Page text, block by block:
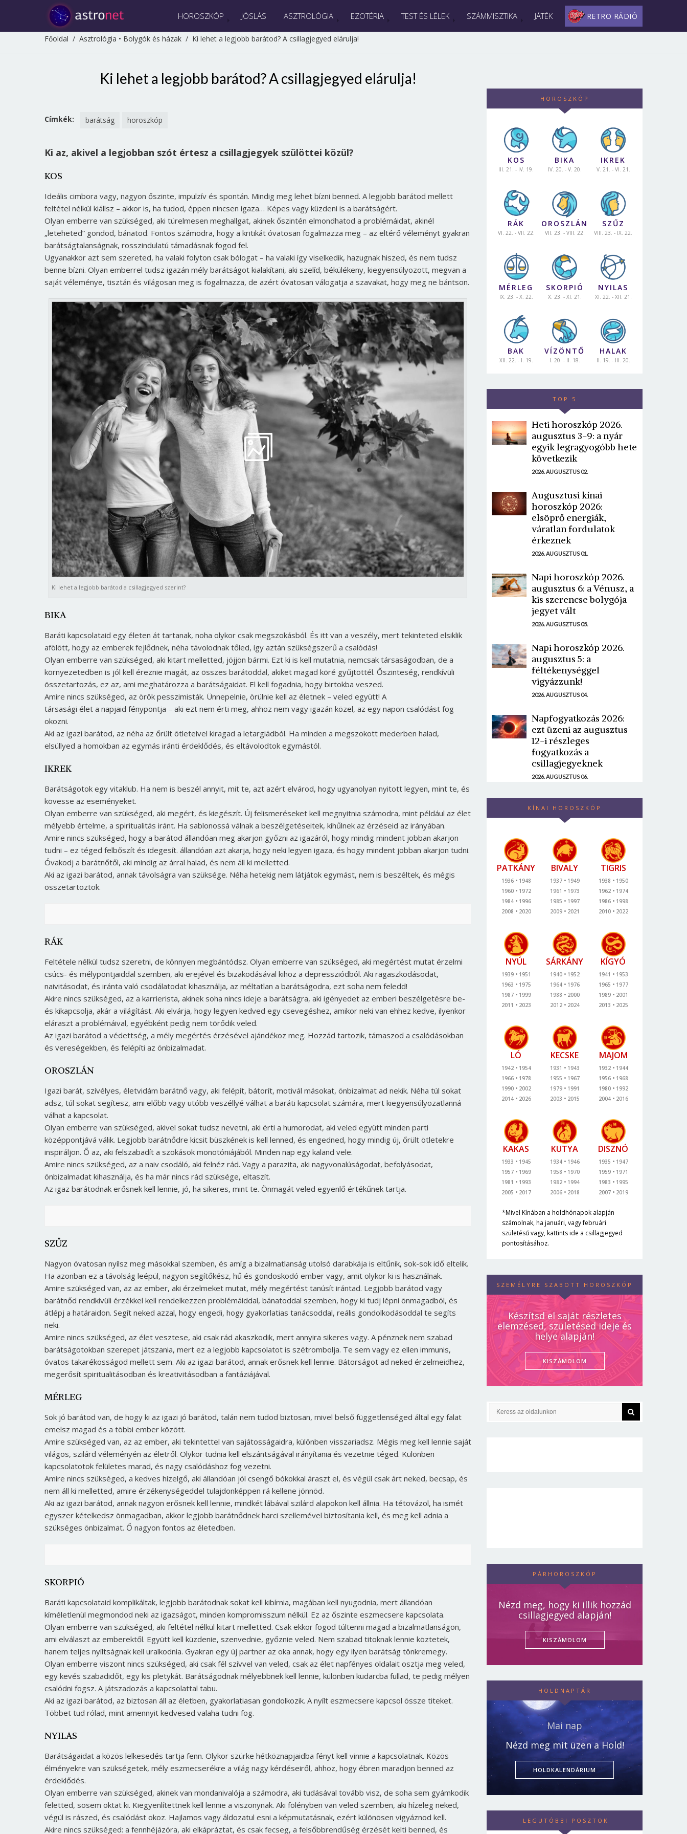
HOROSZKÓP JÓSLÁS ASZTROLÓGIA EZOTÉRIA TEST ÉS LÉLEK SZÁMMISZTIKA JÁTÉK RETRO RÁDIÓ
Főoldal / Asztrológia • Bolygók és házak / Ki lehet a legjobb barátod? A csillagjegyed elárulja!
Ki lehet a legjobb barátod? A csillagjegyed elárulja!
Címkék: barátság horoszkóp
Ki az, akivel a legjobban szót értesz a csillagjegyek szülöttei közül?
KOS
Ideális cimbora vagy, nagyon őszinte, impulzív és spontán. Mindig meg lehet bízni benned. A legjobb barátod mellett
feltétel nélkül kiállsz – akkor is, ha tudod, éppen nincsen igaza… Képes vagy küzdeni is a barátságért.
Olyan emberre van szükséged, aki türelmesen meghallgat, akinek őszintén elmondhatod a problémáidat, akinél
„leteheted” gondod, bánatod. Fontos számodra, hogy a kritikát óvatosan fogalmazza meg – az eltérő véleményt gyakran
barátságtalanságnak, rosszindulatú támadásnak fogod fel.
Ugyanakkor azt sem szereted, ha valaki folyton csak bólogat – ha valaki így viselkedik, hazugnak hiszed, és nem tudsz
benne bízni. Olyan emberrel tudsz igazán mély barátságot kialakítani, aki szelíd, békülékeny, kiegyensúlyozott, megvan a
saját véleménye, tisztán és világosan meg is fogalmazza, de azért óvatosan válogatja a szavakat, hogy meg ne bántson.
Ki lehet a legjobb barátod a csillagjegyed szerint?
BIKA
Baráti kapcsolataid egy életen át tartanak, noha olykor csak megszokásból. És itt van a veszély, mert tekinteted elsiklik
afölött, hogy az emberek fejlődnek, néha távolodnak tőled, így aztán szükségszerű a csalódás!
Olyan emberre van szükséged, aki kitart melletted, jöjjön bármi. Ezt ki is kell mutatnia, nemcsak társaságodban, de a
környezetedben is jól kell éreznie magát, az összes barátoddal, akiket magad köré gyűjtöttél. Őszinteség, rendkívüli
összetartozás, ez az, ami meghatározza a barátságaidat. El kell fogadnia, hogy birtokba veszed.
Amire nincs szükséged, az örök pesszimisták. Ünnepelnie, örülnie kell az életnek – veled együtt! A
társasági élet a napjaid fénypontja – aki ezt nem érti meg, ahhoz nem vagy igazán közel, az egy napon csalódást fog
okozni.
Aki az igazi barátod, az néha az őrült ötleteivel kiragad a letargiádból. Ha minden a megszokott mederben halad,
elsüllyed a homokban az egymás iránti érdeklődés, és eltávolodtok egymástól.
IKREK
Barátságotok egy vitaklub. Ha nem is beszél annyit, mit te, azt azért elvárod, hogy ugyanolyan nyitott legyen, mint te, és
kövesse az eseményeket.
Olyan emberre van szükséged, aki megért, és kiegészít. Új felismeréseket kell megnyitnia számodra, mint például az élet
mélyebb értelme, a spiritualitás iránt. Ha sablonossá válnak a beszélgetéseitek, kihűlnek az érzéseid az irányában.
Amire nincs szükséged, hogy a barátod állandóan meg akarjon győzni az igazáról, hogy mindig mindent jobban akarjon
tudni – ez téged felbőszít és idegesít. állandóan azt akarja, hogy neki legyen igaza, és hogy mindent jobban akarjon tudni.
Óvakodj a barátnőtől, aki mindig az árral halad, és nem áll ki melletted.
Aki az igazi barátod, annak távolságra van szüksége. Néha hetekig nem látjátok egymást, nem is beszéltek, és mégis
összetartoztok.
RÁK
Feltétele nélkül tudsz szeretni, de könnyen megbántódsz. Olyan emberre van szükséged, aki megértést mutat érzelmi
csúcs- és mélypontjaiddal szemben, aki erejével és bizakodásával kihoz a depressziódból. Aki ragaszkodásodat,
naivitásodat, és iránta való csodálatodat kihasználja, az méltatlan a barátságodra, ezt soha nem feledd!
Akire nincs szükséged, az a karrierista, akinek soha nincs ideje a barátságra, aki igényedet az emberi beszélgetésre be-
és kikapcsolja, akár a világítást. Aki elvárja, hogy legyen kedved egy csevegéshez, amikor neki van ehhez kedve, ilyenkor
eláraszt a problémáival, egyébként pedig nem törődik veled.
Az igazi barátod a védettség, a mély megértés érzésével ajándékoz meg. Hozzád tartozik, támaszod a csalódásokban
és vereségekben, és felépíti az önbizalmadat.
OROSZLÁN
Igazi barát, szívélyes, életvidám barátnő vagy, aki felépít, bátorít, motivál másokat, önbizalmat ad nekik. Néha túl sokat
adsz, túl sokat segítesz, ami előbb vagy utóbb veszéllyé válhat a baráti kapcsolat számára, mert kiegyensúlyozatlanná
válhat a kapcsolat.
Olyan emberre van szükséged, akivel sokat tudsz nevetni, aki érti a humorodat, aki veled együtt minden parti
középpontjává válik. Legjobb barátnődre kicsit büszkének is kell lenned, és engedned, hogy mindig új, őrült ötletekre
inspiráljon. Ő az, aki felszabadít a szokások monotóniájából. Minden nap egy kaland vele.
Amire nincs szükséged, az a naiv csodáló, aki felnéz rád. Vagy a parazita, aki nagyvonalúságodat, befolyásodat,
önbizalmadat kihasználja, és ha már nincs rád szüksége, eltaszít.
Az igaz barátodnak erősnek kell lennie, jó, ha sikeres, mint te. Önmagát veled egyenlő értékűnek tartja.
SZŰZ
Nagyon óvatosan nyílsz meg másokkal szemben, és amíg a bizalmatlanság utolsó darabkája is eltűnik, sok-sok idő eltelik.
Ha azonban ez a távolság leépül, nagyon segítőkész, hű és gondoskodó ember vagy, amit olykor ki is használnak.
Amire szükséged van, az az ember, aki érzelmeket mutat, mély megértést tanúsít irántad. Legjobb barátod vagy
barátnőd rendkívüli érzékkel kell rendelkezzen problémáiddal, bánatoddal szemben, hogy ki tudj lépni önmagadból, és
átlépj a határaidon. Segít neked azzal, hogy engedi, hogy gyakorlatias tanácsoddal, reális gondolkodásoddal te segíts
neki.
Amire nincs szükséged, az élet vesztese, aki csak rád akaszkodik, mert annyira sikeres vagy. A pénznek nem szabad
barátságotokban szerepet játszania, mert ez a legjobb kapcsolatot is szétrombolja. Te sem vagy ez ellen immunis,
óvatos takarékosságod mellett sem. Aki az igazi barátod, annak erősnek kell lennie. Bátorságot ad neked érzelmeidhez,
megerősít spiritualitásodban és kreativitásodban a fantáziájával.
MÉRLEG
Sok jó barátod van, de hogy ki az igazi jó barátod, talán nem tudod biztosan, mivel belső függetlenséged által egy falat
emelsz magad és a többi ember között.
Amire szükséged van, az az ember, aki tekintettel van sajátosságaidra, különben visszariadsz. Mégis meg kell lennie saját
világos, szilárd véleményén az életről. Olykor tudnia kell elszántságával irányítania és vezetnie téged. Különben
kapcsolatotok felületes marad, és nagy csalódáshoz fog vezetni.
Amire nincs szükséged, a kedves hízelgő, aki állandóan jól csengő bókokkal áraszt el, és végül csak árt neked, becsap, és
nem áll ki melletted, amire érzékenységeddel tulajdonképpen rá kellene jönnöd.
Aki az igazi barátod, annak nagyon erősnek kell lennie, mindkét lábával szilárd alapokon kell állnia. Ha tétovázol, ha ismét
egyszer kételkedsz önmagadban, akkor legjobb barátnődnek harci szellemével biztosítania kell, és meg kell adnia a
szükséges önbizalmat. Ő nagyon fontos az életedben.
SKORPIÓ
Baráti kapcsolataid komplikáltak, legjobb barátodnak sokat kell kibírnia, magában kell nyugodnia, mert állandóan
kíméletlenül megmondod neki az igazságot, minden kompromisszum nélkül. Ez az őszinte eszmecsere kapcsolata.
Olyan emberre van szükséged, aki feltétel nélkül kitart melletted. Csak ekkor fogod túltenni magad a bizalmatlanságon,
ami elválaszt az emberektől. Együtt kell küzdenie, szenvednie, győznie veled. Nem szabad titoknak lennie köztetek,
hanem teljes nyíltságnak kell uralkodnia. Gyakran egy új partner az oka annak, hogy egy ilyen barátság tönkremegy.
Olyan emberre viszont nincs szükséged, aki csak fél szívvel van veled, csak az élet napfényes oldalait osztja meg veled,
egy kevés szabadidőt, egy kis pletykát. Barátságodnak mélyebbnek kell lennie, különben kudarcba fullad, te pedig mélyen
csalódni fogsz. A játszadozás a kapcsolattal tabu.
Aki az igazi barátod, az biztosan áll az életben, gyakorlatiasan gondolkozik. A nyílt eszmecsere kapcsol össze titeket.
Többet tud rólad, mint amennyit kedvesed valaha tudni fog.
NYILAS
Barátságaidat a közös lelkesedés tartja fenn. Olykor szürke hétköznapjaidba fényt kell vinnie a kapcsolatnak. Közös
élményekre van szükségetek, mély eszmecserékre a világ nagy kérdéseiről, ahhoz, hogy ébren maradjon benned az
érdeklődés.
Olyan emberre van szükséged, akinek van mondanivalója a számodra, aki tudásával tovább visz, de soha sem gyámkodik
feletted, sosem oktat ki. Kiegyenlítettnek kell lennie a viszonynak. Aki fölényben van veled szemben, aki hízeleg neked,
végül is rászed, és csalódást okoz. Hajlamos vagy áldozatul esni a képmutatásnak, ezért különösen vigyáznod kell.
Akire nincs szükséged: a fennhéjázóra, aki elkápráztat, és csak fecseg, a felsőbbrendűség érzését kelti benned, és
HOROSZKÓP
KOS
III. 21. - IV. 19.
BIKA
IV. 20. - V. 20.
IKREK
V. 21. - VI. 21.
RÁK
VI. 22. - VII. 22.
OROSZLÁN
VII. 23. - VIII. 22.
SZŰZ
VIII. 23. - IX. 22.
MÉRLEG
IX. 23. - X. 22.
SKORPIÓ
X. 23. - XI. 21.
NYILAS
XI. 22. - XII. 21.
BAK
XII. 22. - I. 19.
VÍZÖNTŐ
I. 20. - II. 18.
HALAK
II. 19. - III. 20.
TOP 5
Heti horoszkóp 2026.
augusztus 3-9: a nyár
egyik legragyogóbb hete
következik
2026. AUGUSZTUS 02.
Augusztusi kínai
horoszkóp 2026:
elsöprő energiák,
váratlan fordulatok
érkeznek
2026. AUGUSZTUS 01.
Napi horoszkóp 2026.
augusztus 6: a Vénusz, a
kis szerencse bolygója
jegyet vált
2026. AUGUSZTUS 05.
Napi horoszkóp 2026.
augusztus 5: a
féltékenységgel
vigyázzunk!
2026. AUGUSZTUS 04.
Napfogyatkozás 2026:
ezt üzeni az augusztus
12-i részleges
fogyatkozás a
csillagjegyeknek
2026. AUGUSZTUS 06.
KÍNAI HOROSZKÓP
PATKÁNY
1936
1948
1960
1972
1984
1996
2008
2020
BIVALY
1937
1949
1961
1973
1985
1997
2009
2021
TIGRIS
1938
1950
1962
1974
1986
1998
2010
2022
NYÚL
1939
1951
1963
1975
1987
1999
2011
2023
SÁRKÁNY
1940
1952
1964
1976
1988
2000
2012
2024
KÍGYÓ
1941
1953
1965
1977
1989
2001
2013
2025
LÓ
1942
1954
1966
1978
1990
2002
2014
2026
KECSKE
1931
1943
1955
1967
1979
1991
2003
2015
MAJOM
1932
1944
1956
1968
1980
1992
2004
2016
KAKAS
1933
1945
1957
1969
1981
1993
2005
2017
KUTYA
1934
1946
1958
1970
1982
1994
2006
2018
DISZNÓ
1935
1947
1959
1971
1983
1995
2007
2019
*Mivel Kínában a holdhónapok alapján
számolnak, ha januári, vagy februári
születésű vagy, kattints ide a csillagjegyed
pontosításához.
SZEMÉLYRE SZABOTT HOROSZKÓP
Készítsd el saját részletes
elemzésed, születésed ideje és
helye alapján!
KISZÁMOLOM
PÁRHOROSZKÓP
Nézd meg, hogy ki illik hozzád
csillagjegyed alapján!
KISZÁMOLOM
HOLDNAPTÁR
Mai nap
Nézd meg mit üzen a Hold!
HOLDKALENDÁRIUM
LEGUTÓBBI POSZTOK
Borsonline bejelentkezés
Jelszó